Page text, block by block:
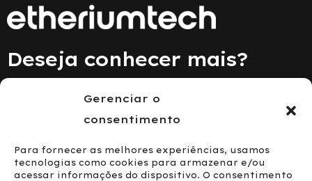
Gerenciar o
consentimento
Para fornecer as melhores experiências, usamos
tecnologias como cookies para armazenar e/ou
acessar informações do dispositivo. O consentimento
Deseja conhecer mais?
Fale Conosco